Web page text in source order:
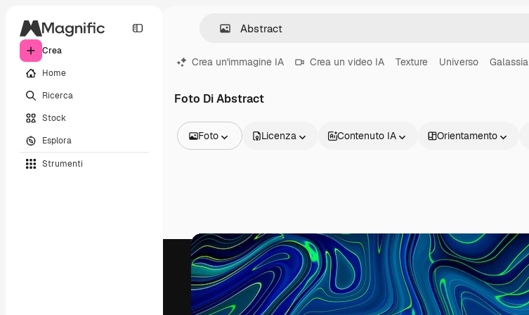
Crea
Home
Ricerca
Stock
Esplora
Strumenti
Crea un'immagine IA Crea un video IA Texture Universo Galassia
Foto Di Abstract
Foto
Video
Clip video
Motion graphic
Modelli di video
Icone
Modelli 3D
Font
Licenza Contenuto IA Orientamento
Prodotti